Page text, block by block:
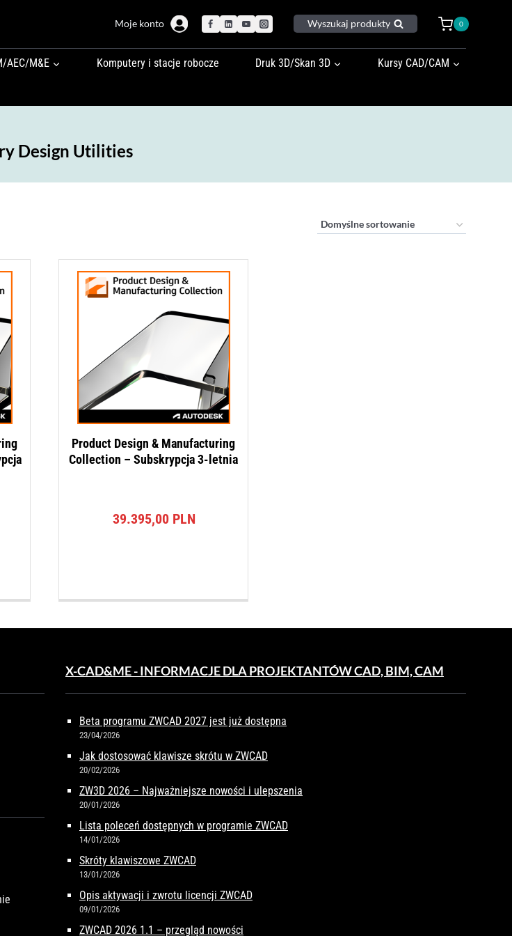
Moje konto Wyszukaj produkty 0
AEC/M&E Komputery i stacje robocze Druk 3D/Skan 3D Kursy CAD/CAM
Design Utilities
Product Design & Manufacturing
Collection – Subskrypcja 3-letnia
39.395,00 PLN
X-CAD&ME - INFORMACJE DLA PROJEKTANTÓW CAD, BIM, CAM
Beta programu ZWCAD 2027 jest już dostępna
23/04/2026
Jak dostosować klawisze skrótu w ZWCAD
20/02/2026
ZW3D 2026 – Najważniejsze nowości i ulepszenia
20/01/2026
Lista poleceń dostępnych w programie ZWCAD
14/01/2026
Skróty klawiszowe ZWCAD
13/01/2026
Opis aktywacji i zwrotu licencji ZWCAD
09/01/2026
ZWCAD 2026 1.1 – przegląd nowości